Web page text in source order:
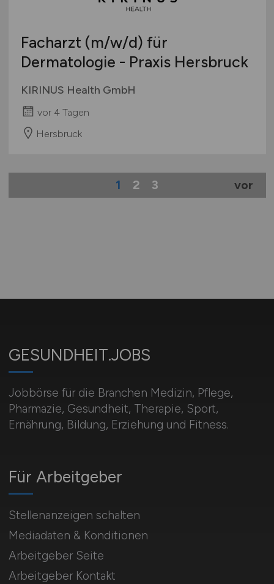
Facharzt (m/w/d) für
Dermatologie - Praxis Hersbruck
KIRINUS Health GmbH
vor 4 Tagen
Hersbruck
1 2 3 vor
GESUNDHEIT.JOBS
Jobbörse für die Branchen Medizin, Pflege,
Pharmazie, Gesundheit, Therapie, Sport,
Ernährung, Bildung, Erziehung und Fitness.
Für Arbeitgeber
Stellenanzeigen schalten
Mediadaten & Konditionen
Arbeitgeber Seite
Arbeitgeber Kontakt